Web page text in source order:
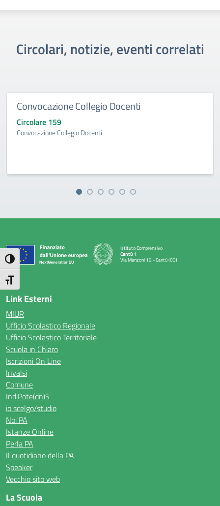
Attiva/disattiva alto contrasto
Attiva/disattiva dimensione testo
Circolari, notizie, eventi correlati
Convocazione Collegio Docenti
Circolare 159
Convocazione Collegio Docenti
Istituto Comprensivo
Cantù 1
Via Manzoni 19 - Cantù (CO)
— Visita la pagina iniziale della scuola
Link Esterni
MIUR
Ufficio Scolastico Regionale
Ufficio Scolastico Territoriale
Scuola in Chiaro
Iscrizioni On Line
Invalsi
Comune
IndiPote(dn)S
io scelgo/studio
Noi PA
Istanze Online
Perla PA
Il quotidiano della PA
Speaker
Vecchio sito web
La Scuola